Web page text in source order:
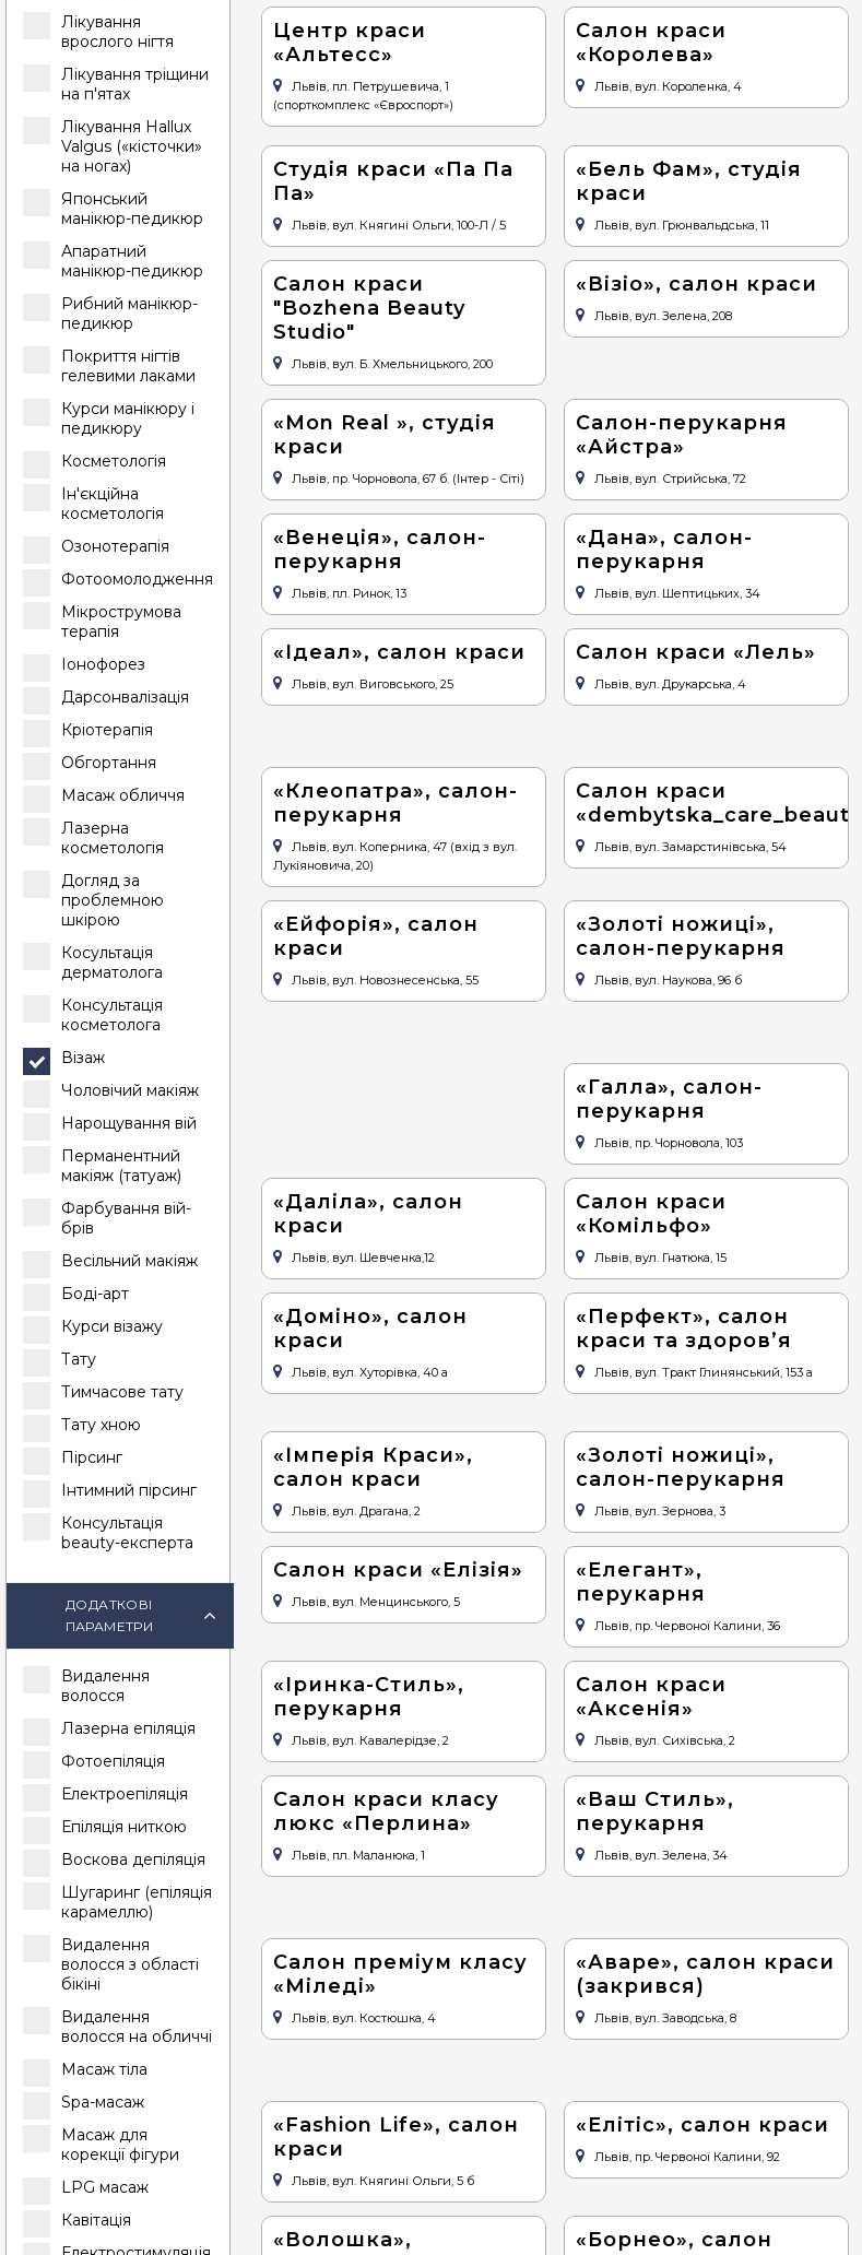
Лікування
врослого нігтя
Лікування тріщини
на п'ятах
Лікування Hallux
Valgus («кісточки»
на ногах)
Японський
манікюр-педикюр
Апаратний
манікюр-педикюр
Рибний манікюр-
педикюр
Покриття нігтів
гелевими лаками
Курси манікюру і
педикюру
Косметологія
Ін'єкційна
косметологія
Озонотерапія
Фотоомолодження
Мікрострумова
терапія
Іонофорез
Дарсонвалізація
Кріотерапія
Обгортання
Масаж обличчя
Лазерна
косметологія
Догляд за
проблемною
шкірою
Косультація
дерматолога
Консультація
косметолога
Візаж
Чоловічий макіяж
Нарощування вій
Перманентний
макіяж (татуаж)
Фарбування вій-
брів
Весільний макіяж
Боді-арт
Курси візажу
Тату
Тимчасове тату
Тату хною
Пірсинг
Інтимний пірсинг
Консультація
beauty-експерта
ДОДАТКОВІ
ПАРАМЕТРИ
Видалення
волосся
Лазерна епіляція
Фотоепіляція
Електроепіляція
Епіляція ниткою
Воскова депіляція
Шугаринг (епіляція
карамеллю)
Видалення
волосся з області
бікіні
Видалення
волосся на обличчі
Масаж тіла
Spa-масаж
Масаж для
корекції фігури
LPG масаж
Кавітація
Центр краси
«Альтесс»
Львів, пл. Петрушевича, 1
(спорткомплекс «Євроспорт»)
Салон краси
«Королева»
Львів, вул. Короленка, 4
Студія краси «Па Па
Па»
Львів, вул. Княгині Ольги, 100-Л / 5
«Бель Фам», студія
краси
Львів, вул. Грюнвальдська, 11
Салон краси
"Bozhena Beauty
Studio"
Львів, вул. Б. Хмельницького, 200
«Візіо», салон краси
Львів, вул. Зелена, 208
«Mon Real », студія
краси
Львів, пр. Чорновола, 67 б. (Інтер - Сіті)
Салон-перукарня
«Айстра»
Львів, вул. Стрийська, 72
«Венеція», салон-
перукарня
Львів, пл. Ринок, 13
«Дана», салон-
перукарня
Львів, вул. Шептицьких, 34
«Ідеал», салон краси
Львів, вул. Виговського, 25
Салон краси «Лель»
Львів, вул. Друкарська, 4
«Клеопатра», салон-
перукарня
Львів, вул. Коперника, 47 (вхід з вул.
Лукіяновича, 20)
Салон краси
«dembytska_care_beauty»
Львів, вул. Замарстинівська, 54
«Ейфорія», салон
краси
Львів, вул. Новознесенська, 55
«Золоті ножиці»,
салон-перукарня
Львів, вул. Наукова, 96 б
«Галла», салон-
перукарня
Львів, пр. Чорновола, 103
«Даліла», салон
краси
Львів, вул. Шевченка,12
Салон краси
«Комільфо»
Львів, вул. Гнатюка, 15
«Доміно», салон
краси
Львів, вул. Хуторівка, 40 а
«Перфект», салон
краси та здоров’я
Львів, вул. Тракт Глинянський, 153 а
«Імперія Краси»,
салон краси
Львів, вул. Драгана, 2
«Золоті ножиці»,
салон-перукарня
Львів, вул. Зернова, 3
Салон краси «Елізія»
Львів, вул. Менцинського, 5
«Елегант»,
перукарня
Львів, пр. Червоної Калини, 36
«Іринка-Стиль»,
перукарня
Львів, вул. Кавалерідзе, 2
Салон краси
«Аксенія»
Львів, вул. Сихівська, 2
Салон краси класу
люкс «Перлина»
Львів, пл. Маланюка, 1
«Ваш Стиль»,
перукарня
Львів, вул. Зелена, 34
Салон преміум класу
«Міледі»
Львів, вул. Костюшка, 4
«Аваре», салон краси
(закрився)
Львів, вул. Заводська, 8
«Fashion Life», салон
краси
Львів, вул. Княгині Ольги, 5 б
«Елітіс», салон краси
Львів, пр. Червоної Калини, 92
«Волошка»,
«Борнео», салон